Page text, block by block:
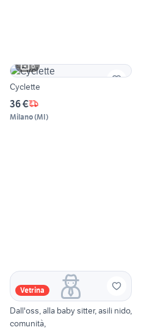
6
Cyclette
36 €
Milano(MI)
Vetrina
Dall'oss, alla baby sitter, asili nido,
comunità,